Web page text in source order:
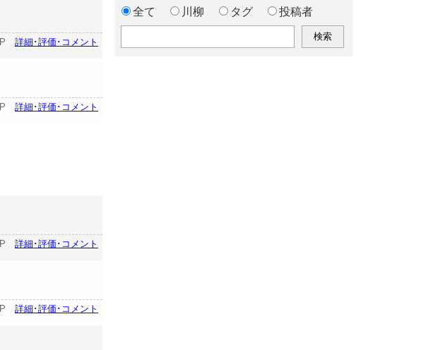
詳細･評価･コメント
詳細･評価･コメント
詳細･評価･コメント
詳細･評価･コメント
全て 川柳 タグ 投稿者